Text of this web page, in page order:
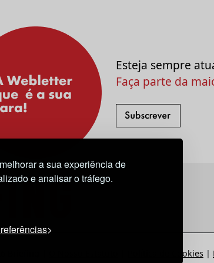
a sua experiência de
e analisar o tráfego.
Esteja sempre
Faça parte da
Política de Cookies |